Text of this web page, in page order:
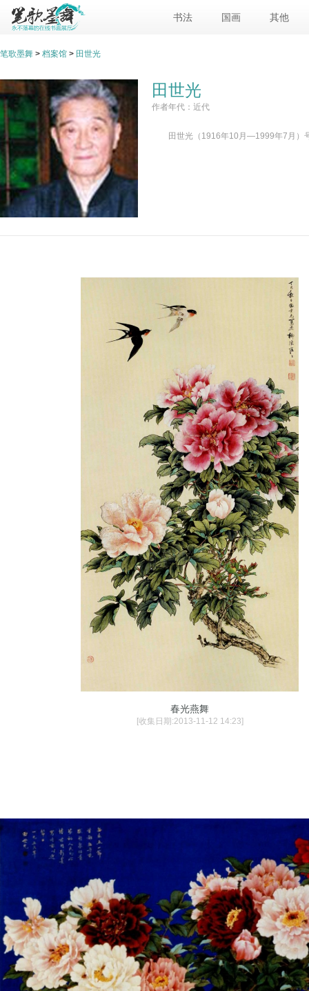
书法 国画 其他
笔歌墨舞 > 档案馆 > 田世光
田世光
作者年代：近代
田世光（1916年10月—1999年7月）
春光燕舞
[收集日期:2013-11-12 14:23]